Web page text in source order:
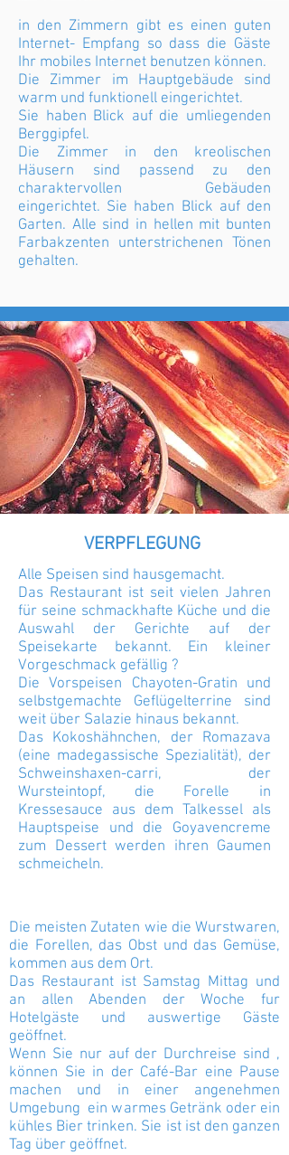
in den Zimmern gibt es einen guten
Internet- Empfang so dass die Gäste
Ihr mobiles Internet benutzen können.
Die Zimmer im Hauptgebäude sind
warm und funktionell eingerichtet.
Sie haben Blick auf die umliegenden
Berggipfel.
Die Zimmer in den kreolischen
Häusern sind passend zu den
charaktervollen Gebäuden
eingerichtet. Sie haben Blick auf den
Garten. Alle sind in hellen mit bunten
Farbakzenten unterstrichenen Tönen
gehalten.
VERPFLEGUNG
Alle Speisen sind hausgemacht.
Das Restaurant ist seit vielen Jahren
für seine schmackhafte Küche und die
Auswahl der Gerichte auf der
Speisekarte bekannt. Ein kleiner
Vorgeschmack gefällig ?
Die Vorspeisen Chayoten-Gratin und
selbstgemachte Geflügelterrine sind
weit über Salazie hinaus bekannt.
Das Kokoshähnchen, der Romazava
(eine madegassische Spezialität), der
Schweinshaxen-carri, der
Wursteintopf, die Forelle in
Kressesauce aus dem Talkessel als
Hauptspeise und die Goyavencreme
zum Dessert werden ihren Gaumen
schmeicheln.
Die meisten Zutaten wie die Wurstwaren,
die Forellen, das Obst und das Gemüse,
kommen aus dem Ort.
Das Restaurant ist Samstag Mittag und
an allen Abenden der Woche fur
Hotelgäste und auswertige Gäste
geöffnet.
Wenn Sie nur auf der Durchreise sind ,
können Sie in der Café-Bar eine Pause
machen und in einer angenehmen
Umgebung ein warmes Getränk oder ein
kühles Bier trinken. Sie ist ist den ganzen
Tag über geöffnet.